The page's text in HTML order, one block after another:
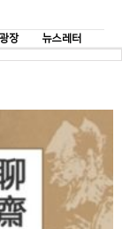
장 뉴스레터